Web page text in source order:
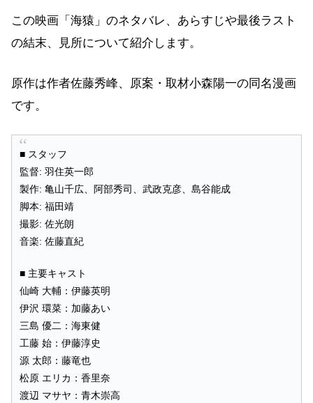
この映画「海猿」のネタバレ、あらすじや最後ラスト
の結末、見所について紹介します。
原作は作者佐藤秀峰、原案・取材小森陽一の同名漫画
です。
■ スタッフ
監督: 羽住英一郎
製作: 亀山千広、阿部秀司、武政克彦、島谷能成
脚本: 福田靖
撮影: 佐光朗
音楽: 佐藤直紀
■ 主要キャスト
仙崎 大輔：伊藤英明
伊沢 環菜：加藤あい
三島 優二：海東健
工藤 始：伊藤淳史
源 太郎：藤竜也
松原 エリカ：香里奈
渡辺 マサヤ：青木崇高